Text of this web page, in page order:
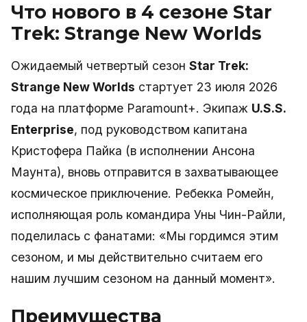
Что нового в 4 сезоне Star
Trek: Strange New Worlds
Ожидаемый четвертый сезон Star Trek:
Strange New Worlds стартует 23 июля 2026
года на платформе Paramount+. Экипаж U.S.S.
Enterprise, под руководством капитана
Кристофера Пайка (в исполнении Ансона
Маунта), вновь отправится в захватывающее
космическое приключение. Ребекка Ромейн,
исполняющая роль командира Уны Чин-Райли,
поделилась с фанатами: «Мы гордимся этим
сезоном, и мы действительно считаем его
нашим лучшим сезоном на данный момент».
Преимущества